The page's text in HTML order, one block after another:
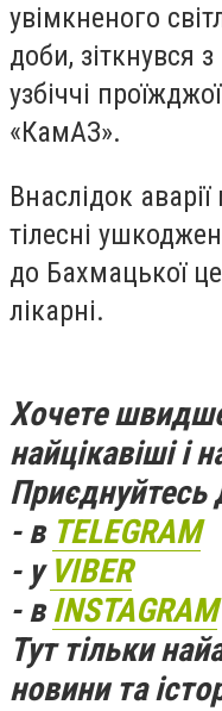
увімкненого
доби, зіткнувся
узбіччі
«КамАЗ».
Внаслідок
тілесні
до Бахмацької
лікарні.
Хочете
найцікавіші і
Приєднуйтесь
- в TELEGRAM
- у VIBER
- вINSTAGRAM
Тут тільки
новини та